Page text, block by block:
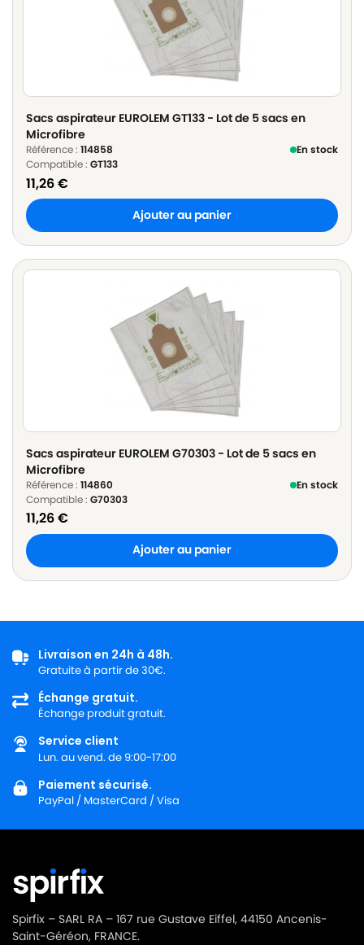
Sacs aspirateur EUROLEM GT133 - Lot de 5 sacs en
Microfibre
Référence : 114858
En stock
Compatible : GT133
11,26€
Ajouter au panier
Sacs aspirateur EUROLEM G70303 - Lot de 5 sacs en
Microfibre
Référence : 114860
En stock
Compatible : G70303
11,26€
Ajouter au panier
Livraison en 24h à 48h.
Gratuite à partir de 30€.
Échange gratuit.
Échange produit gratuit.
Service client
Lun. au vend. de 9:00-17:00
Paiement sécurisé.
PayPal / MasterCard / Visa
Spirfix – SARL RA – 167 rue Gustave Eiffel, 44150 Ancenis-
Saint-Géréon, FRANCE.